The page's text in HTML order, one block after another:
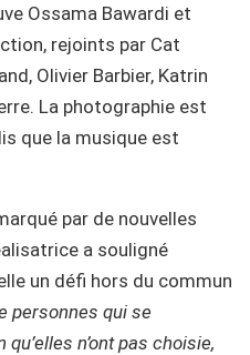
Ossama Bawardi et
rejoints par Cat
Olivier Barbier, Katrin
La photographie est
que la musique est
par de nouvelles
a souligné
un défi hors du commun
personnes qui se
n’ont pas choisie,